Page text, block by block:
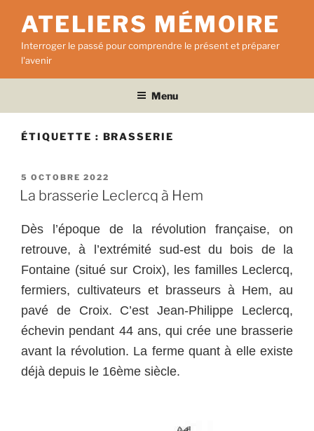
contenu
principal
ATELIERS MÉMOIRE
Interroger le passé pour comprendre le présent et préparer
l'avenir
Menu
ÉTIQUETTE : BRASSERIE
PUBLIÉ
LE
5 OCTOBRE 2022
La brasserie Leclercq à Hem
Dès l’époque de la révolution française, on
retrouve, à l’extrémité sud-est du bois de la
Fontaine (situé sur Croix), les familles Leclercq,
fermiers, cultivateurs et brasseurs à Hem, au
pavé de Croix. C’est Jean-Philippe Leclercq,
échevin pendant 44 ans, qui crée une brasserie
avant la révolution. La ferme quant à elle existe
déjà depuis le 16ème siècle.